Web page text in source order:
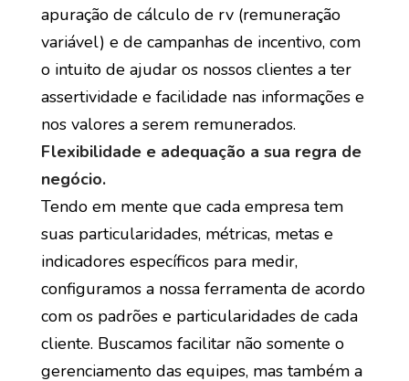
apuração de cálculo de rv (remuneração
variável) e de campanhas de incentivo, com
o intuito de ajudar os nossos clientes a ter
assertividade e facilidade nas informações e
nos valores a serem remunerados.
Flexibilidade e adequação a sua regra de
negócio.
Tendo em mente que cada empresa tem
suas particularidades, métricas, metas e
indicadores específicos para medir,
configuramos a nossa ferramenta de acordo
com os padrões e particularidades de cada
cliente. Buscamos facilitar não somente o
gerenciamento das equipes, mas também a